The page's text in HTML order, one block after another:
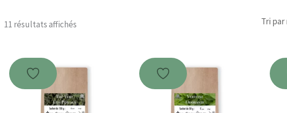
11 résultats affichés